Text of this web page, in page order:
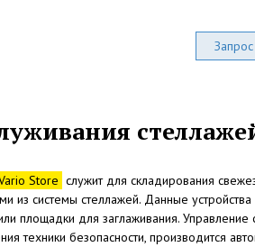
Store служит для складирования
из системы стеллажей. Данные
площадки для заглаживания. Управление
техники безопасности, производится